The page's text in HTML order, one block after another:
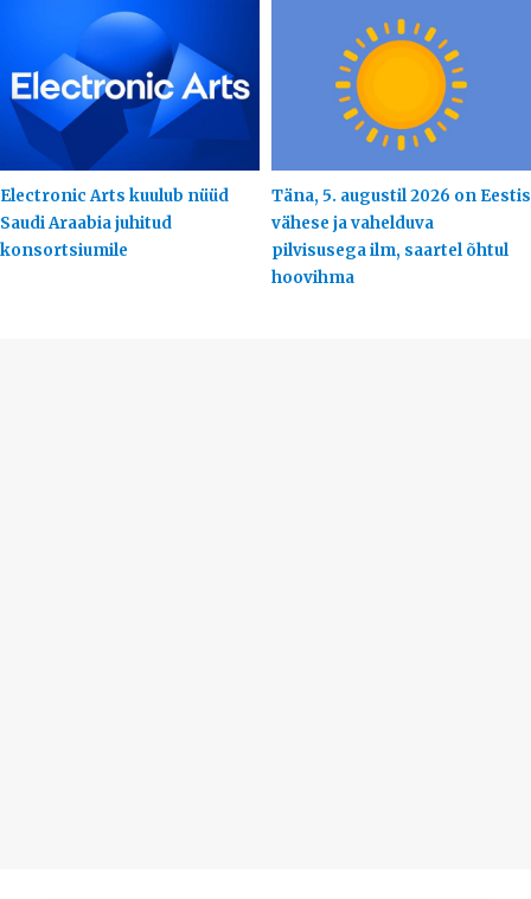
Electronic Arts kuulub nüüd
Saudi Araabia juhitud
konsortsiumile
Täna, 5. augustil 2026 on Eestis
vähese ja vahelduva
pilvisusega ilm, saartel õhtul
hoovihma